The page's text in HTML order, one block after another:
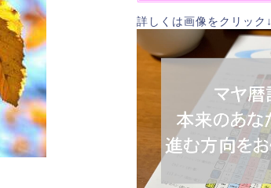
詳しくは画像をクリック↓